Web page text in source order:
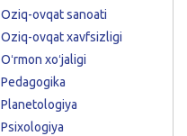
Oziq-ovqat sanoati
Oziq-ovqat xavfsizligi
Oʻrmon xoʻjaligi
Pedagogika
Planetologiya
Psixologiya